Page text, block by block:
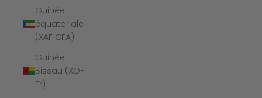
Guinée
équatoriale
(XAF CFA)
Guinée-
Bissau (XOF
Fr)